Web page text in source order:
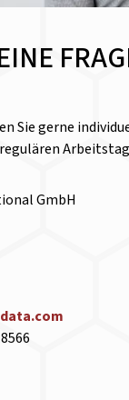
Sie gerne
GmbH